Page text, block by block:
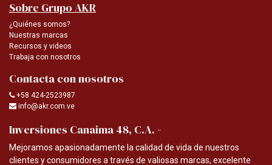
Sobre Grupo AKR
¿Quiénes somos?
Nuestras marcas
Recursos y videos
Trabaja con nosotros
Contacta con nosotros
+58 424-2523987
info@akr.com.ve
Inversiones Canaima 48, C.A. -
Mejoramos apasionadamente la calidad de vida de nuestros
clientes y consumidores a través de valiosas marcas, excelente